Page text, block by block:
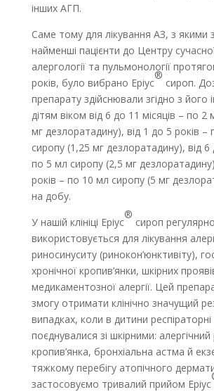
інших АГП.
Саме тому для лікування АЗ, з якими
найменші пацієнти до Центру
алергології та пульмонології
років, було вибрано Еріус
®
сироп.
препарату здійснювали згідно з його
дітям віком від 6 до 11 місяців – по 2
мг дезлоратадину), від 1 до 5 років –
сиропу (1,25 мг дезлоратадину), від 6
по 5 мл сиропу (2,5 мг
років – по 10 мл сиропу (5 мг
на добу.
У нашій клініці Еріус
®
сироп регулярно
використовується для лікування
риносинуситу (ринокон’юнктивіту),
хронічної кропив’янки, шкірних
медикаментозної алергії. Цей
змогу отримати клінічно значущий
випадках, коли в дитини
поєднувалися зі шкірними: алергічний
кропив’янка, бронхіальна астма й
тяжкому перебігу атопічного
застосовуємо тривалий прийом Еріус